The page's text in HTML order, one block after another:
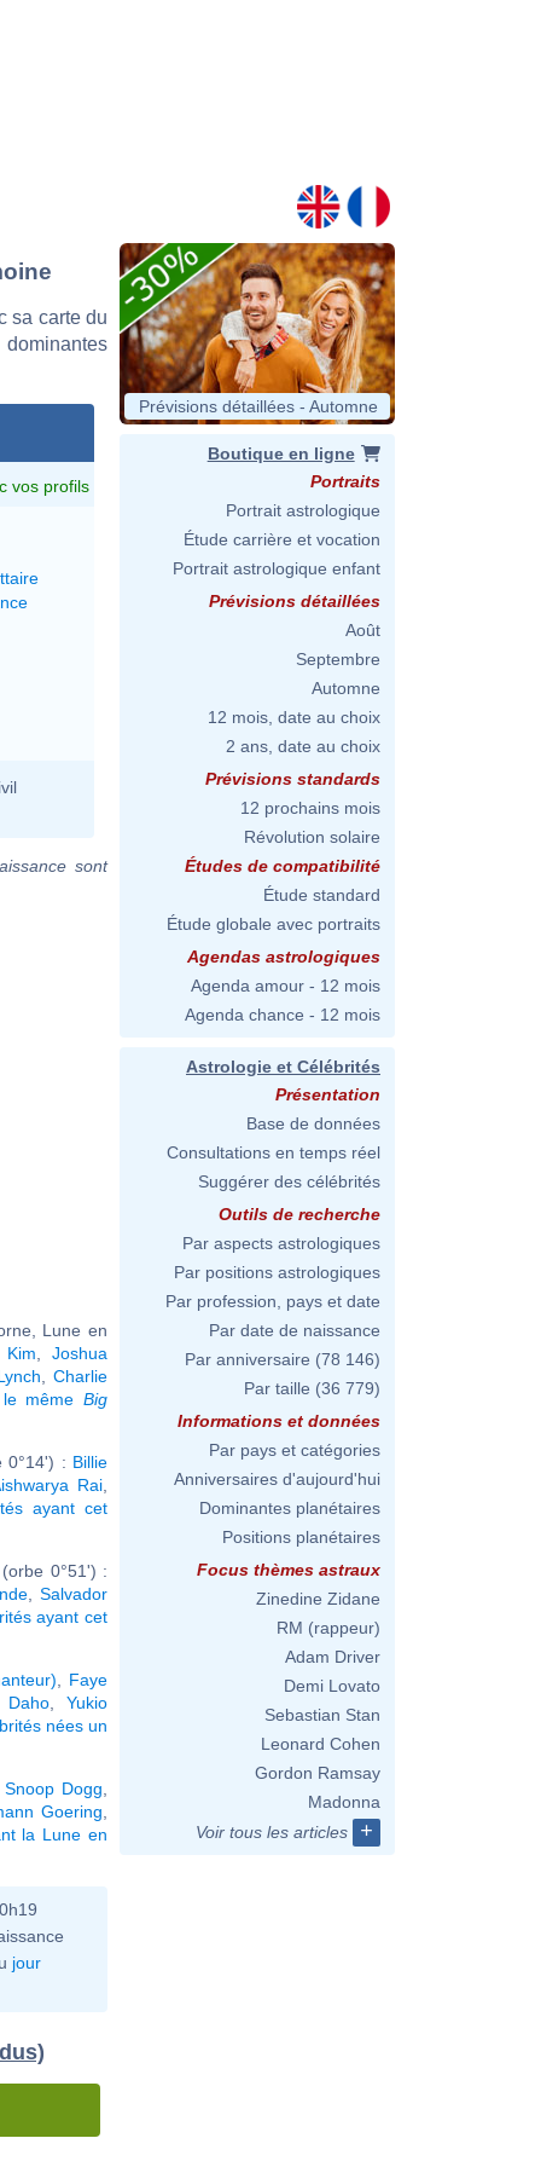
sa carte du
vos profils
sont
Lune en
Kim ,Joshua
,Charlie
le mêmeBig
0°14') : Billie
Rai
ayant cet
0°51') :
,Salvador
ayant cet
Faye
Daho ,Yukio
nées un
Snoop Dogg
Goering
la Lune en
jour
Prévisions détaillées - Automne
Boutique en ligne
Portraits
Portrait astrologique
Étude carrière et vocation
Portrait astrologique enfant
Prévisions détaillées
Août
Septembre
Automne
12 mois, date au choix
2 ans, date au choix
Prévisions standards
12 prochains mois
Révolution solaire
Études de compatibilité
Étude standard
Étude globale avec portraits
Agendas astrologiques
Agenda amour - 12 mois
Agenda chance - 12 mois
Astrologie et Célébrités
Présentation
Base de données
Consultations en temps réel
Suggérer des célébrités
Outils de recherche
Par aspects astrologiques
Par positions astrologiques
Par profession, pays et date
Par date de naissance
Par anniversaire (78 146)
Par taille (36 779)
Informations et données
Par pays et catégories
Anniversaires d'aujourd'hui
Dominantes planétaires
Positions planétaires
Focus thèmes astraux
Zinedine Zidane
RM (rappeur)
Adam Driver
Demi Lovato
Sebastian Stan
Leonard Cohen
Gordon Ramsay
Madonna
Voir tous les articles
+